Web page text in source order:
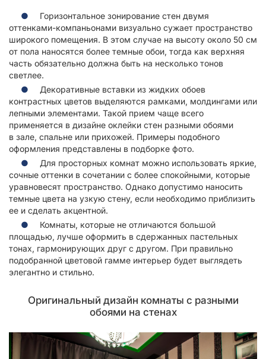
Горизонтальное зонирование стен двумя
оттенками-компаньонами визуально сужает пространство
широкого помещения. В этом случае на высоту около 50 см
от пола наносятся более темные обои, тогда как верхняя
часть обязательно должна быть на несколько тонов
светлее.
Декоративные вставки из жидких обоев
контрастных цветов выделяются рамками, молдингами или
лепными элементами. Такой прием чаще всего
применяется в дизайне оклейки стен разными обоями
в зале, спальне или прихожей. Примеры подобного
оформления представлены в подборке фото.
Для просторных комнат можно использовать яркие,
сочные оттенки в сочетании с более спокойными, которые
уравновесят пространство. Однако допустимо наносить
темные цвета на узкую стену, если необходимо приблизить
ее и сделать акцентной.
Комнаты, которые не отличаются большой
площадью, лучше оформить в сдержанных пастельных
тонах, гармонирующих друг с другом. При правильно
подобранной цветовой гамме интерьер будет выглядеть
элегантно и стильно.
Оригинальный дизайн комнаты с разными
обоями на стенах